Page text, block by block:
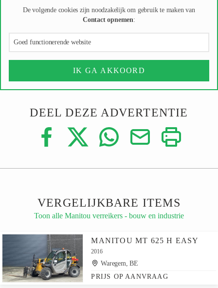
De volgende cookies zijn noodzakelijk om gebruik te maken van
Contact opnemen:
Goed functionerende website
IK GA AKKOORD
DEEL DEZE ADVERTENTIE
VERGELIJKBARE ITEMS
Toon alle Manitou verreikers - bouw en industrie
MANITOU MT 625 H EASY
2016
Waregem, BE
PRIJS OP AANVRAAG